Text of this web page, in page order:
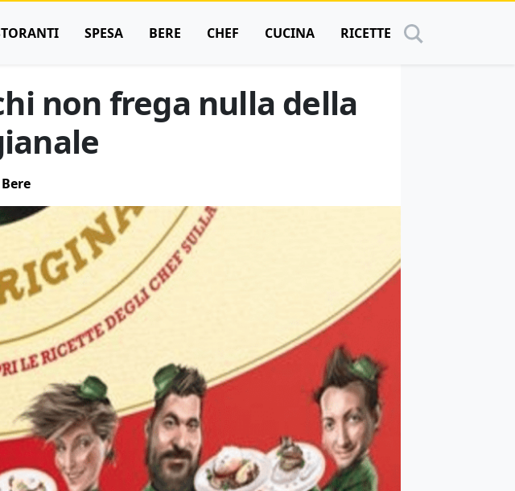
SPESA BERE CHEF CUCINA RICETTE
non frega nulla della
Bere